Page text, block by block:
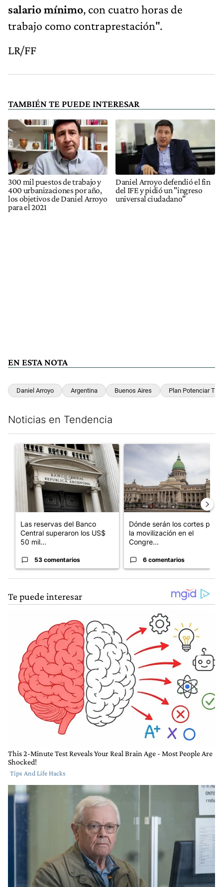
salario mínimo, con cuatro horas de
trabajo como contraprestación".
LR/FF
TAMBIÉN TE PUEDE INTERESAR
300 mil puestos de trabajo y
400 urbanizaciones por año,
los objetivos de Daniel Arroyo
para el 2021
Daniel Arroyo defendió el fin
del IFE y pidió un "ingreso
universal ciudadano"
EN ESTA NOTA
Daniel Arroyo Argentina Buenos Aires Plan Potenciar
Noticias en Tendencia
Un artículo de tendencia con el título "Las reservas del Banco
Las reservas del Banco
Central superaron los US$
50 mil...
53 comentarios
Un artículo de tendencia
Dónde serán los cortes por
la movilización en el
Congre...
6 comentarios